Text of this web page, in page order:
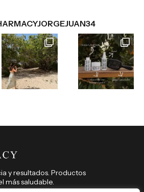
y resultados. Productos
más saludable.